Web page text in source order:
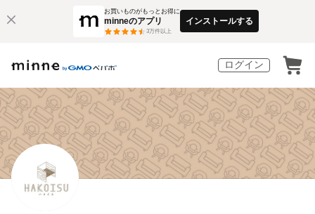
お買いものがもっとお得に
minneのアプリ
3万件以上
インストールする
ログイン